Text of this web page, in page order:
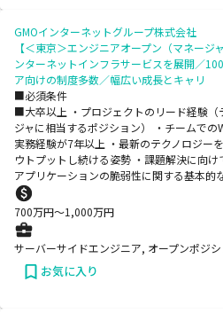
GMOインターネットグループ株式会社
【＜東京＞エンジニアオープン（マネー
ンターネットインフラサービスを展開／
ア向けの制度多数／幅広い成長とキャリ
■必須条件
■大卒以上 ・プロジェクトのリード経験（
ジャに相当するポジション） ・チームで
実務経験が7年以上 ・最新のテクノロジー
ウトプットし続ける姿勢 ・課題解決に向
アプリケーションの脆弱性に関する基本的
700万円〜1,000万円
サーバーサイドエンジニア, オープンポジ
お気に入り